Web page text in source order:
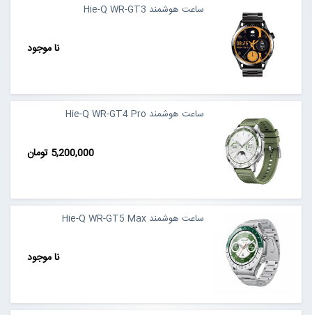
ساعت هوشمند Hie-Q WR-GT3
نا موجود
ساعت هوشمند Hie-Q WR-GT4 Pro
5,200,000 تومان
ساعت هوشمند Hie-Q WR-GT5 Max
نا موجود